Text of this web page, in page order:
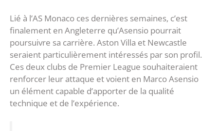
Lié à l’AS Monaco ces dernières semaines, c’est
finalement en Angleterre qu’Asensio pourrait
poursuivre sa carrière. Aston Villa et Newcastle
seraient particulièrement intéressés par son profil.
Ces deux clubs de Premier League souhaiteraient
renforcer leur attaque et voient en Marco Asensio
un élément capable d’apporter de la qualité
technique et de l’expérience.